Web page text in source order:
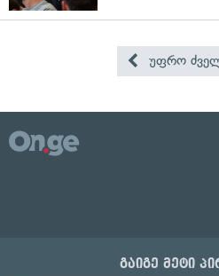
უფრო
გაიგე მეტი